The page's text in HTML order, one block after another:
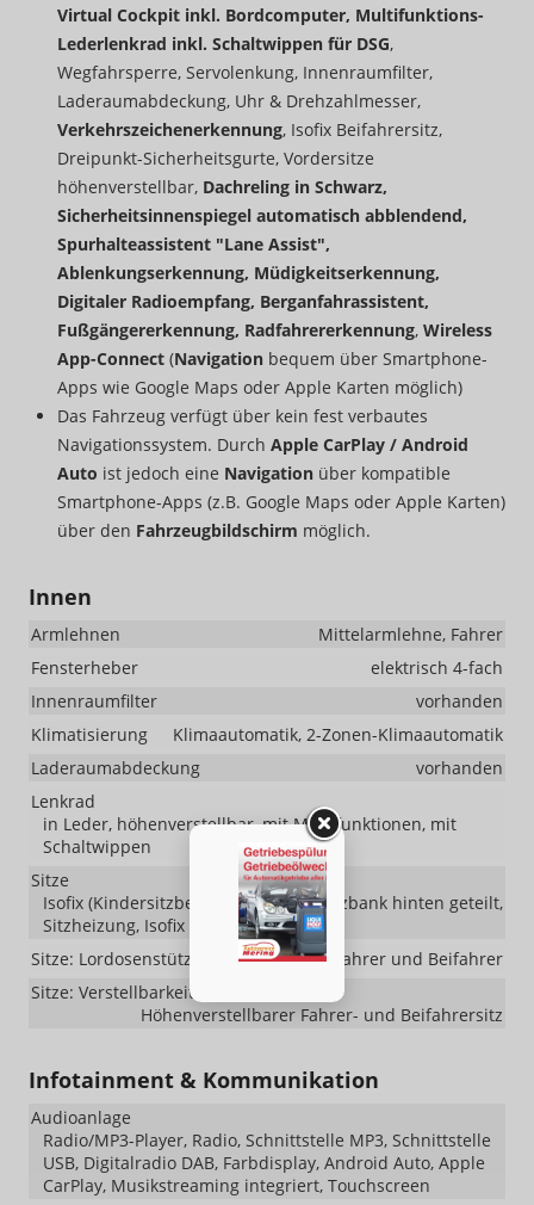
Virtual Cockpit inkl. Bordcomputer, Multifunktions-
Lederlenkrad inkl. Schaltwippen für DSG,
Wegfahrsperre, Servolenkung, Innenraumfilter,
Laderaumabdeckung, Uhr & Drehzahlmesser,
Verkehrszeichenerkennung, Isofix Beifahrersitz,
Dreipunkt-Sicherheitsgurte, Vordersitze
höhenverstellbar, Dachreling in Schwarz,
Sicherheitsinnenspiegel automatisch abblendend,
Spurhalteassistent "Lane Assist",
Ablenkungserkennung, Müdigkeitserkennung,
Digitaler Radioempfang, Berganfahrassistent,
Fußgängererkennung, Radfahrererkennung, Wireless
App-Connect (Navigation bequem über Smartphone-
Apps wie Google Maps oder Apple Karten möglich)
Das Fahrzeug verfügt über kein fest verbautes
Navigationssystem. Durch Apple CarPlay / Android
Auto ist jedoch eine Navigation über kompatible
Smartphone-Apps (z.B. Google Maps oder Apple Karten)
über den Fahrzeugbildschirm möglich.
Innen
Armlehnen
Mittelarmlehne, Fahrer
Fensterheber
elektrisch 4-fach
Innenraumfilter
vorhanden
Klimatisierung
Klimaautomatik, 2-Zonen-Klimaautomatik
Laderaumabdeckung
vorhanden
Lenkrad
in Leder, höhenverstellbar, mit Multifunktionen, mit
Schaltwippen
Sitze
Isofix (Kindersitzbefestigung), Rücksitzbank hinten geteilt,
Sitzheizung, Isofix Beifahrersitz
Sitze: Lordosenstütze
Fahrer und Beifahrer
Sitze: Verstellbarkeit
Höhenverstellbarer Fahrer- und Beifahrersitz
Infotainment & Kommunikation
Audioanlage
Radio/MP3-Player, Radio, Schnittstelle MP3, Schnittstelle
USB, Digitalradio DAB, Farbdisplay, Android Auto, Apple
CarPlay, Musikstreaming integriert, Touchscreen